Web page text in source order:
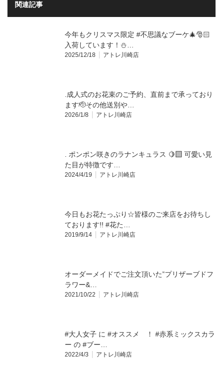
関連記事
今年もクリスマス限定 #不思議なブーケ🎄🎅🏻
入荷しています！⛄…
2025/12/18 アトレ川崎店
.成人式のお花束のご予約、直前まで承っており
ます🫡⁡その他送別や…
2026/1/8 アトレ川崎店
. ポンポン咲きのラナンキュラス 🍋‍🟩 可愛い見
た目が特徴です…
2024/4/19 アトレ川崎店
今日もお花たっぷり☆皆様のご来店をお待ちし
ております!! #花た…
2019/9/14 アトレ川崎店
オーダーメイドでご注文頂いた”プリザーブドフ
ラワー&…
2021/10/22 アトレ川崎店
#大人女子 に #オススメ ！ #赤系ミックスカラ
ー の #ブー…
2022/4/3 アトレ川崎店